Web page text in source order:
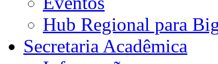
Hub Regional para
Secretaria Acadêmica